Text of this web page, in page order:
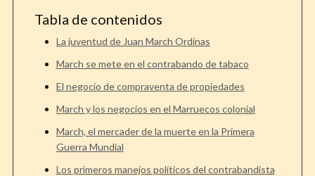
Tabla de contenidos
La juventud de Juan March Ordinas
March se mete en el contrabando de tabaco
El negocio de compraventa de propiedades
March y los negocios en el Marruecos colonial
March, el mercader de la muerte en la Primera
Guerra Mundial
Los primeros manejos políticos del contrabandista